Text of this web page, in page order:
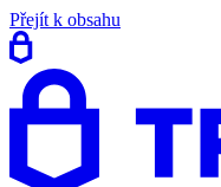
Přejít k obsahu